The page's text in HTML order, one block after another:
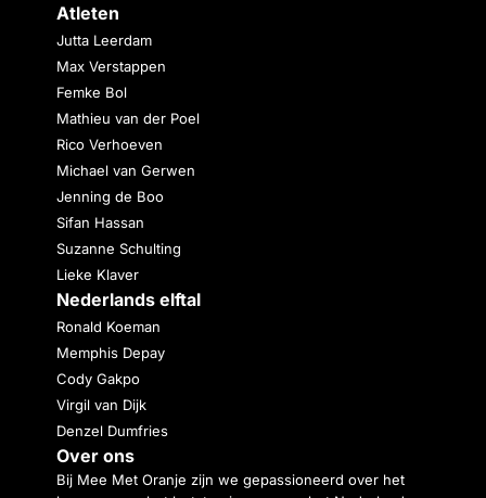
Atleten
Jutta Leerdam
Max Verstappen
Femke Bol
Mathieu van der Poel
Rico Verhoeven
Michael van Gerwen
Jenning de Boo
Sifan Hassan
Suzanne Schulting
Lieke Klaver
Nederlands elftal
Ronald Koeman
Memphis Depay
Cody Gakpo
Virgil van Dijk
Denzel Dumfries
Over ons
Bij Mee Met Oranje zijn we gepassioneerd over het